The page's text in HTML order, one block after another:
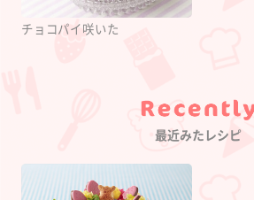
チョコパイ咲いた
Category
最近みたレシピ